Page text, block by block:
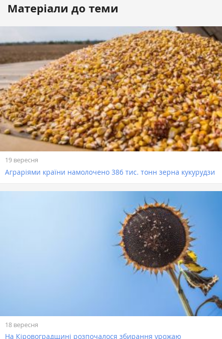
Матеріали до теми
19 вересня
Аграріями країни намолочено 386 тис. тонн зерна кукурудзи
18 вересня
На Кіровоградщині розпочалося збирання урожаю